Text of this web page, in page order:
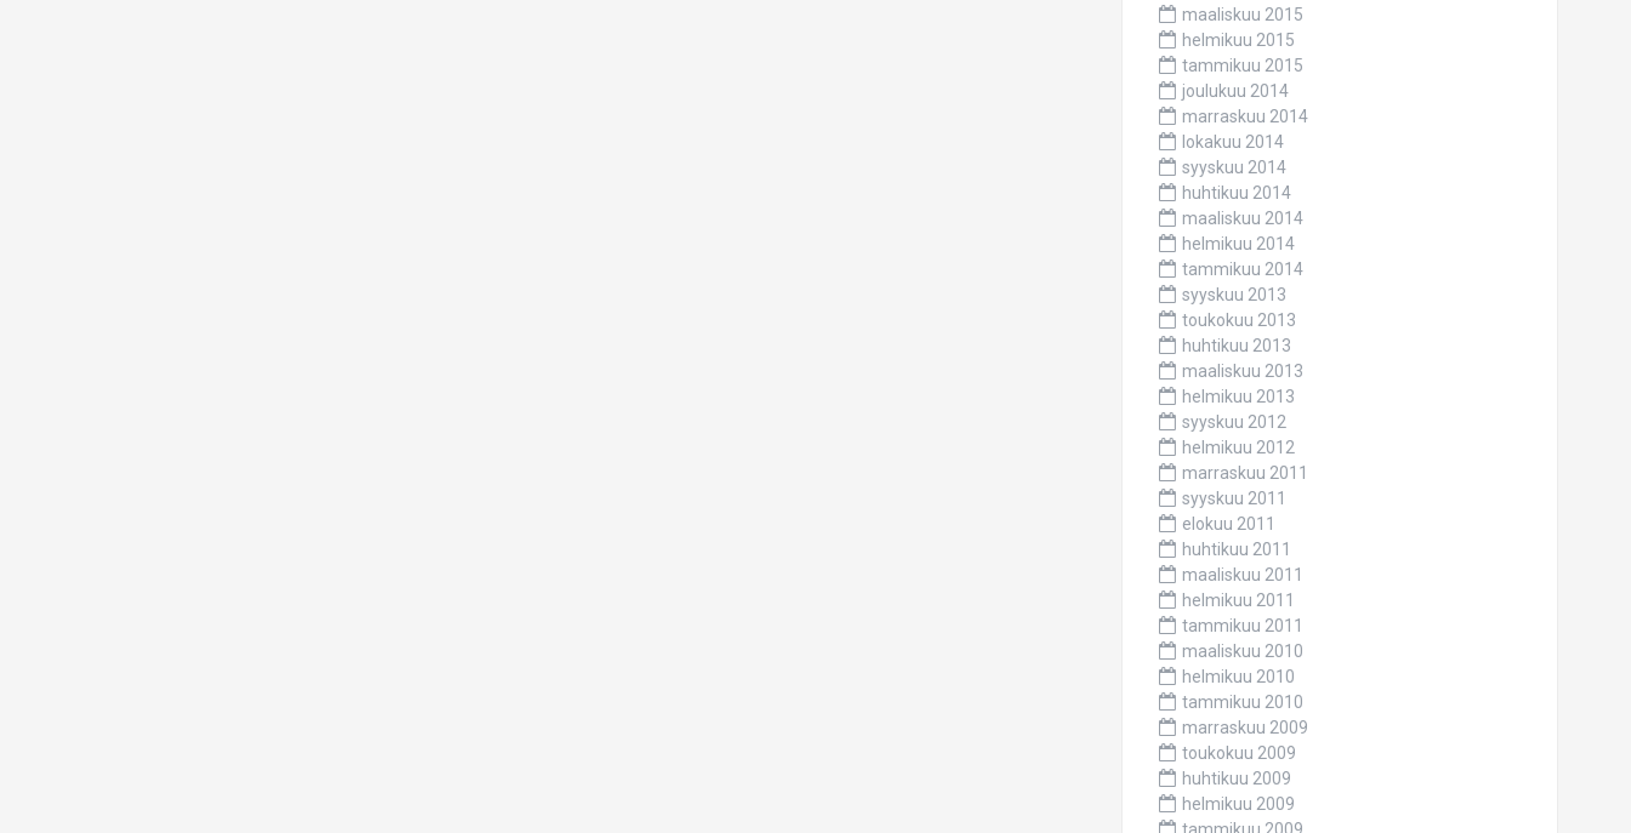
maaliskuu 2015
helmikuu 2015
tammikuu 2015
joulukuu 2014
marraskuu 2014
lokakuu 2014
syyskuu 2014
huhtikuu 2014
maaliskuu 2014
helmikuu 2014
tammikuu 2014
syyskuu 2013
toukokuu 2013
huhtikuu 2013
maaliskuu 2013
helmikuu 2013
syyskuu 2012
helmikuu 2012
marraskuu 2011
syyskuu 2011
elokuu 2011
huhtikuu 2011
maaliskuu 2011
helmikuu 2011
tammikuu 2011
maaliskuu 2010
helmikuu 2010
tammikuu 2010
marraskuu 2009
toukokuu 2009
huhtikuu 2009
helmikuu 2009